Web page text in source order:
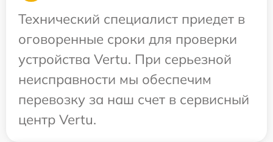
Технический специалист приедет в
оговоренные сроки для проверки
устройства Vertu. При серьезной
неисправности мы обеспечим
перевозку за наш счет в сервисный
центр Vertu.